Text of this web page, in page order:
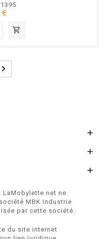
shopping_cart




ne
MBK Industrie
par cette société.
du site internet